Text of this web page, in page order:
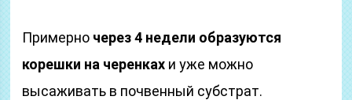
Примерно через 4 недели образуются
корешки на черенках и уже можно
высаживать в почвенный субстрат.